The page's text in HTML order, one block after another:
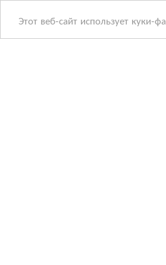
Этот веб-сайт использует куки-